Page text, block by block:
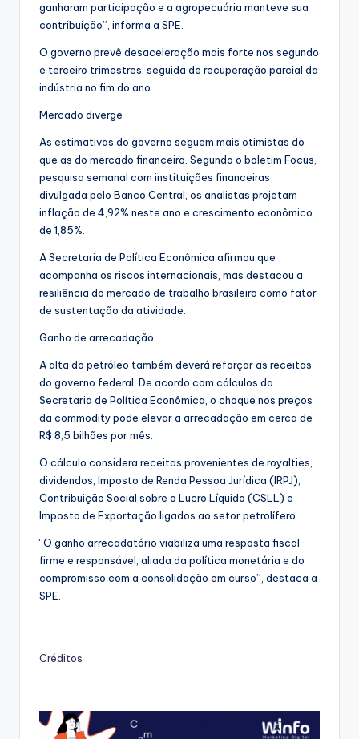
ganharam participação e a agropecuária manteve sua
contribuição”, informa a SPE.
O governo prevê desaceleração mais forte nos segundo
e terceiro trimestres, seguida de recuperação parcial da
indústria no fim do ano.
Mercado diverge
As estimativas do governo seguem mais otimistas do
que as do mercado financeiro. Segundo o boletim Focus,
pesquisa semanal com instituições financeiras
divulgada pelo Banco Central, os analistas projetam
inflação de 4,92% neste ano e crescimento econômico
de 1,85%.
A Secretaria de Política Econômica afirmou que
acompanha os riscos internacionais, mas destacou a
resiliência do mercado de trabalho brasileiro como fator
de sustentação da atividade.
Ganho de arrecadação
A alta do petróleo também deverá reforçar as receitas
do governo federal. De acordo com cálculos da
Secretaria de Política Econômica, o choque nos preços
da commodity pode elevar a arrecadação em cerca de
R$ 8,5 bilhões por mês.
O cálculo considera receitas provenientes de royalties,
dividendos, Imposto de Renda Pessoa Jurídica (IRPJ),
Contribuição Social sobre o Lucro Líquido (CSLL) e
Imposto de Exportação ligados ao setor petrolífero.
“O ganho arrecadatório viabiliza uma resposta fiscal
firme e responsável, aliada da política monetária e do
compromisso com a consolidação em curso”, destaca a
SPE.
Créditos